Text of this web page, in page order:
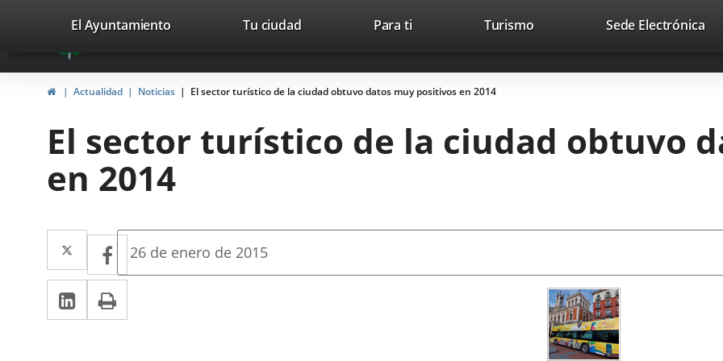
Portal
Web
del
Valladolid
avaTop Trabaja con nosotros Contacto
valladolid.es
El Ayuntamiento Tu ciudad Para ti TurismoEste
abrirá
ventana
nueva.
Sede Electrónica
InicioActualidad Noticias El sector turístico de la ciudad obtuvo datos muy positivos en 2014
El sector turístico de la ciudad obtuvo
en 2014
Twitter
Enlace
a
una
aplicación
Facebook
Enlace
a
una
LinkedIn
Enlace
a
Fecha
la
26 de enero de 2015